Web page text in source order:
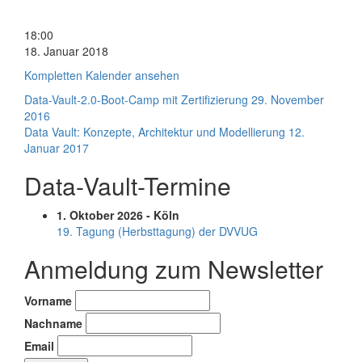
DDVUG-
Stammtisch
18:00
18. Januar 2018
Kompletten Kalender ansehen
Beitragsnavigation
Data-Vault-2.0-Boot-Camp mit Zertifizierung 29. November
2016
Data Vault: Konzepte, Architektur und Modellierung 12.
Januar 2017
Data-Vault-Termine
1. Oktober 2026 - Köln
19. Tagung (Herbsttagung) der DVVUG
Anmeldung zum Newsletter
Vorname
Nachname
Email